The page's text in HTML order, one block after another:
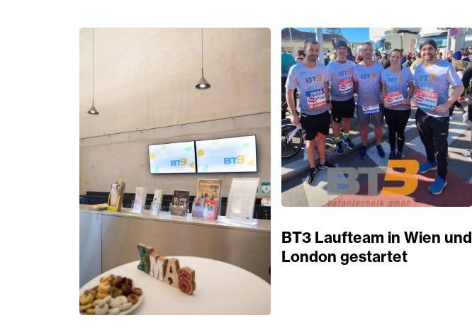
BT3 Laufteam in Wien und
London gestartet